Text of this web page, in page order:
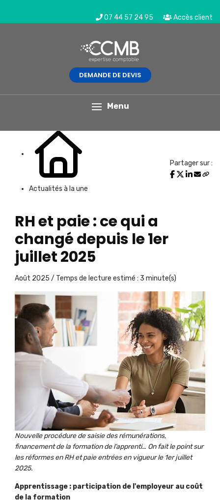
07 44 57 24 95 Accès client
DEMANDE DE DEVIS
Menu
L'actualité du mois
Actualités à la une
Partager sur :
RH et paie : ce qui a
changé depuis le 1er
juillet 2025
Août 2025 / Temps de lecture estimé : 3 minute(s)
Nouvelle procédure de saisie des rémunérations,
financement de la formation de l’apprenti… On fait le point sur
les réformes en RH et paie entrées en vigueur le 1er juillet
2025.
Apprentissage : participation de l'employeur au coût
de la formation